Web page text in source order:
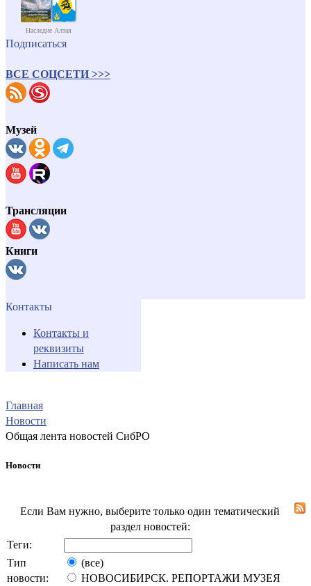
Наследие Алтая
Подписаться
ВСЕ СОЦСЕТИ >>>
Музей
Трансляции
Книги
Контакты
Контакты и
реквизиты
Написать нам
Главная
Новости
Общая лента новостей СибРО
Новости
Если Вам нужно, выберите только один тематический
раздел новостей:
Теги:
Тип
новости:
(все)
НОВОСИБИРСК. РЕПОРТАЖИ МУЗЕЯ